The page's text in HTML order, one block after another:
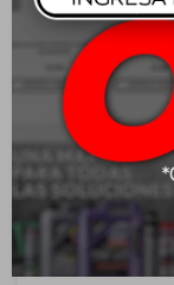
sistemas de
medida
otras
calor y la
Instrucciones
En frenos de
resbaladizas,
o lima de freno.
Limpiar